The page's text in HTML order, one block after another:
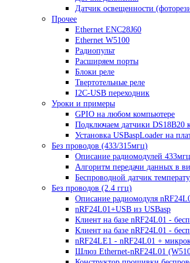
Датчик освещенности
Прочее
Ethernet ENC28J60
Ethernet W5100
Радиопульт
Расширяем порты
Блоки реле
Твертотельные реле
I2C-USB переходник
Уроки и примеры
GPIO на любом компьютере
Подключаем датчики DS18B20
Установка USBaspLoader на
Без проводов (433/315мгц)
Описание радиомодулей
Алгоритм передачи данных в
Беспроводной датчик
Без проводов (2.4 ггц)
Описание радиомодуля
nRF24L01+USB из USBasp
Клиент на базе nRF24L01 -
Клиент на базе nRF24L01 -
nRF24LE1 - nRF24L01 +
Шлюз Ethernet-nRF24L01